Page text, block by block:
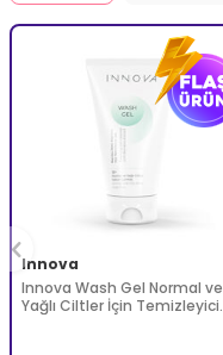
Innova
Innova Wash Gel Normal ve
Yağlı Ciltler İçin Temizleyici